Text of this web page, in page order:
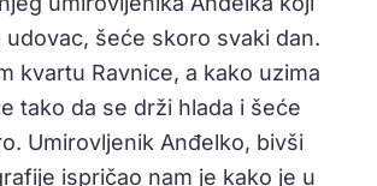
udovac, šeće skoro svaki dan.
kvartu Ravnice, a kako uzima
tako da se drži hlada i šeće
Umirovljenik Anđelko, bivši
ispričao nam je kako je u